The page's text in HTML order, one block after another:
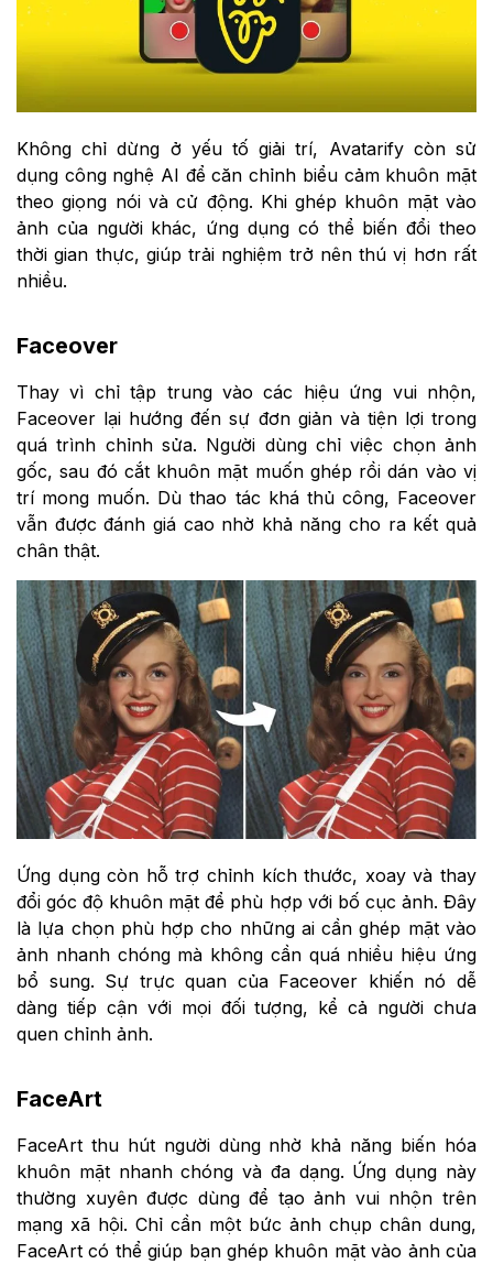
Không chỉ dừng ở yếu tố giải trí, Avatarify còn sử
dụng công nghệ AI để căn chỉnh biểu cảm khuôn mặt
theo giọng nói và cử động. Khi ghép khuôn mặt vào
ảnh của người khác, ứng dụng có thể biến đổi theo
thời gian thực, giúp trải nghiệm trở nên thú vị hơn rất
nhiều.
Faceover
Thay vì chỉ tập trung vào các hiệu ứng vui nhộn,
Faceover lại hướng đến sự đơn giản và tiện lợi trong
quá trình chỉnh sửa. Người dùng chỉ việc chọn ảnh
gốc, sau đó cắt khuôn mặt muốn ghép rồi dán vào vị
trí mong muốn. Dù thao tác khá thủ công, Faceover
vẫn được đánh giá cao nhờ khả năng cho ra kết quả
chân thật.
Ứng dụng còn hỗ trợ chỉnh kích thước, xoay và thay
đổi góc độ khuôn mặt để phù hợp với bố cục ảnh. Đây
là lựa chọn phù hợp cho những ai cần ghép mặt vào
ảnh nhanh chóng mà không cần quá nhiều hiệu ứng
bổ sung. Sự trực quan của Faceover khiến nó dễ
dàng tiếp cận với mọi đối tượng, kể cả người chưa
quen chỉnh ảnh.
FaceArt
FaceArt thu hút người dùng nhờ khả năng biến hóa
khuôn mặt nhanh chóng và đa dạng. Ứng dụng này
thường xuyên được dùng để tạo ảnh vui nhộn trên
mạng xã hội. Chỉ cần một bức ảnh chụp chân dung,
FaceArt có thể giúp bạn ghép khuôn mặt vào ảnh của